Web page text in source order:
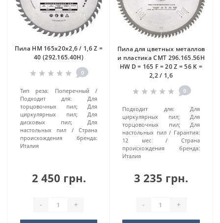
Пила HM 165x20x2,6 / 1,6 Z =
40 (292.165.40H)
0
Тип реза:
Поперечный
Подходит для:
Для
торцовочных пил; Для
циркулярных пил; Для
дисковых пил; Для
настольных пил
Страна
происхождения бренда:
Италия
2 450 грн.
- +
Пила для цветных металлов
и пластика CMT 296.165.56H
HW D = 165 F = 20 Z = 56 K =
2,2 / 1,6
0
Подходит для:
Для
циркулярных пил; Для
торцовочных пил; Для
настольных пил
Гарантия:
12 мес
Страна
происхождения бренда:
Италия
3 235 грн.
- +